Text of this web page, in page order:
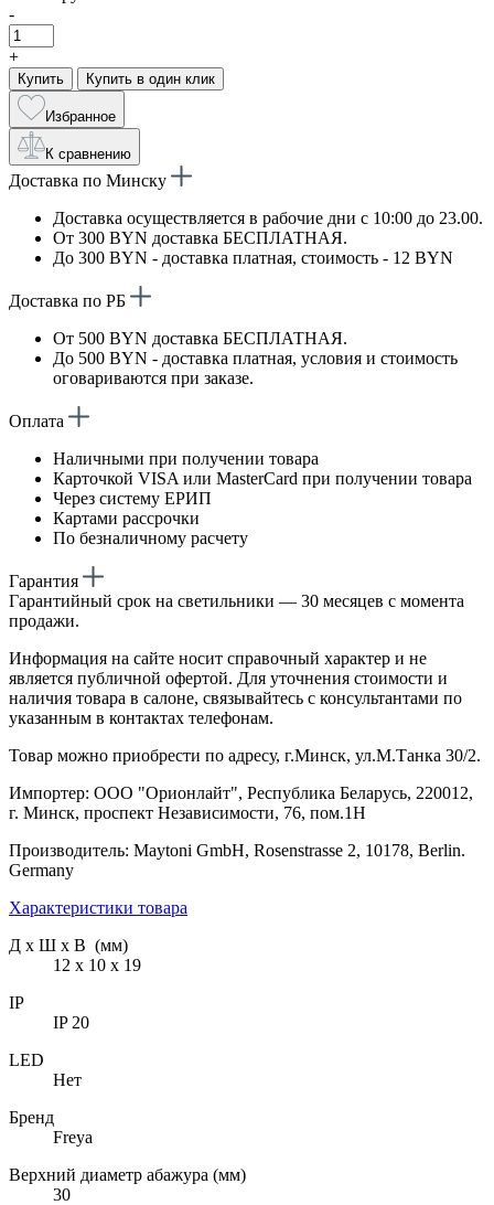
-
+
Купить Купить в один клик
Избранное
К сравнению
Доставка по Минску
Доставка осуществляется в рабочие дни с 10:00 до 23.00.
От 300 BYN доставка БЕСПЛАТНАЯ.
До 300 BYN - доставка платная, стоимость - 12 BYN
Доставка по РБ
От 500 BYN доставка БЕСПЛАТНАЯ.
До 500 BYN - доставка платная, условия и стоимость
оговариваются при заказе.
Оплата
Наличными при получении товара
Карточкой VISA или MasterCard при получении товара
Через систему ЕРИП
Картами рассрочки
По безналичному расчету
Гарантия
Гарантийный срок на светильники — 30 месяцев с момента
продажи.
Информация на сайте носит справочный характер и не
является публичной офертой. Для уточнения стоимости и
наличия товара в салоне, связывайтесь с консультантами по
указанным в контактах телефонам.
Товар можно приобрести по адресу, г.Минск, ул.М.Танка 30/2.
Импортер: ООО "Орионлайт", Республика Беларусь, 220012,
г. Минск, проспект Независимости, 76, пом.1Н
Производитель: Maytoni GmbH, Rosenstrasse 2, 10178, Berlin.
Germany
Характеристики товара
Д х Ш х В (мм)
12 х 10 х 19
IP
IP 20
LED
Нет
Бренд
Freya
Верхний диаметр абажура (мм)
30